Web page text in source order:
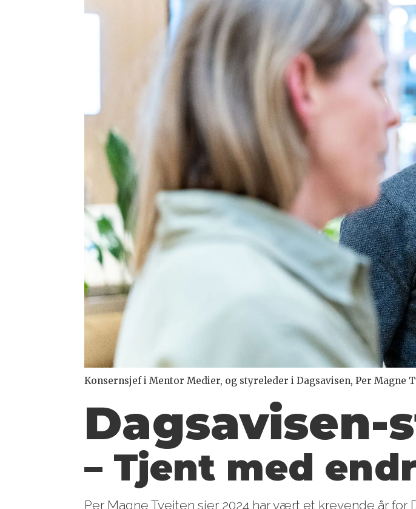
Konsernsjef i Mentor Medier, og styreleder i Dagsavisen, Per
Dagsavisen-
– Tjent med
Per Magne Tveiten sier 2024 har vært et krevende år